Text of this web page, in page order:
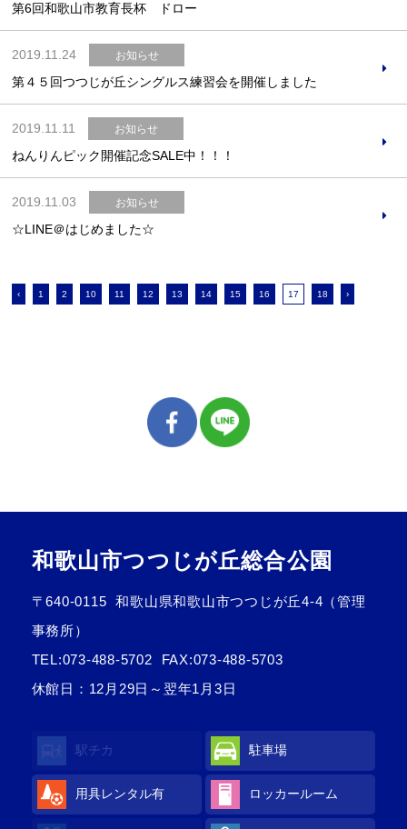
第6回和歌山市教育長杯 ドロー
2019.11.24 お知らせ
第４５回つつじが丘シングルス練習会を開催しました
2019.11.11 お知らせ
ねんりんピック開催記念SALE中！！！
2019.11.03 お知らせ
☆LINE＠はじめました☆
‹ 1 2 10 11 12 13 14 15 16 17 18 ›
和歌山市つつじが丘総合公園
〒640-0115
和歌山県和歌山市つつじが丘4-4（管理
事務所）
TEL:073-488-5702
FAX:073-488-5703
休館日：12月29日～翌年1月3日
駅チカ 駐車場
用具レンタル有 ロッカールーム